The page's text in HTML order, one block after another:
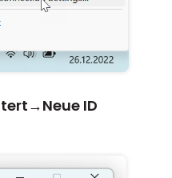
→Neue ID